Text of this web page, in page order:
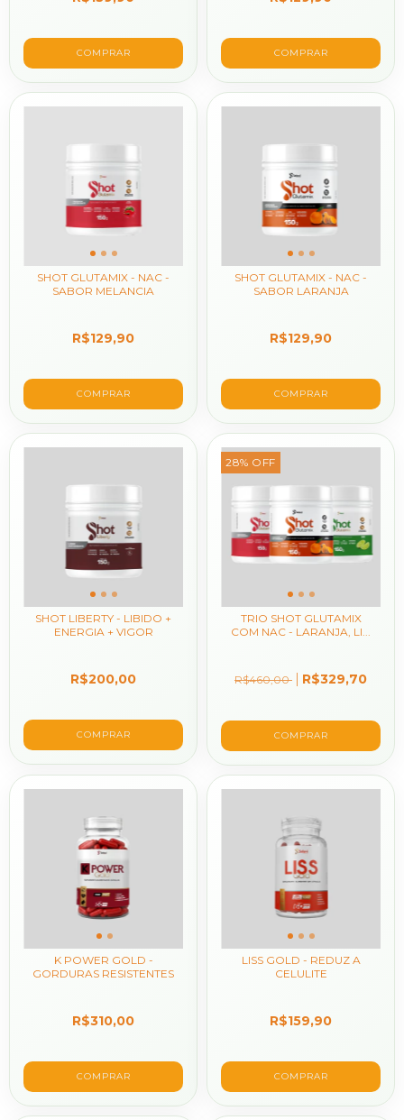
SHOT GLUTAMIX - NAC -
SABOR MELANCIA
R$129,90
SHOT GLUTAMIX - NAC -
SABOR LARANJA
R$129,90
SHOT LIBERTY - LIBIDO +
ENERGIA + VIGOR
R$200,00
28% OFF
TRIO SHOT GLUTAMIX
COM NAC - LARANJA, LI...
R$460,00 R$329,70
K POWER GOLD -
GORDURAS RESISTENTES
R$310,00
LISS GOLD - REDUZ A
CELULITE
R$159,90